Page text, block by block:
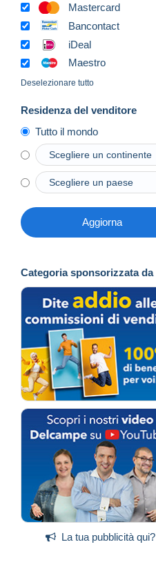
Mastercard
Bancontact
iDeal
Maestro
Deselezionare tutto
Residenza del venditore
Tutto il mondo
Aggiorna
Categoria sponsorizzata da
La tua pubblicità qui?